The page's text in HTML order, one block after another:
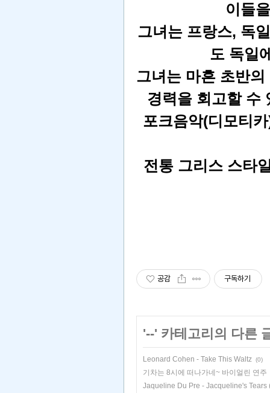
이들
그녀는 프랑스, 독
도 독일
그녀는 마흔 초반
경력을 회고할 수
포크음악(디모티
전통 그리스 스타
공감 구독하기
'--' 카테고리의 다른
Leonard Cohen - Take This Waltz (0)
기차는 8시에 떠나가네~ 바이얼린 연주
Jaqueline Du Pre - Jacqueline's Tears